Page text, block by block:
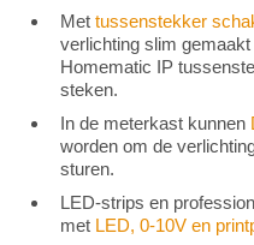
Met tussenstekker
verlichting slim
Homematic IP
steken.
In de meterkast kunnen
worden om de
sturen.
LED-strips en
met LED, 0-10V en